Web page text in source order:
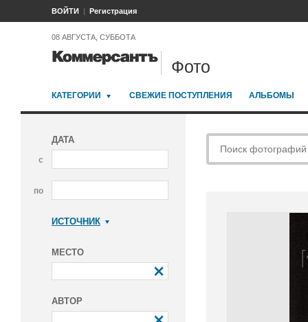
ВОЙТИ Регистрация
08 АВГУСТА, СУББОТА
Фото
КАТЕГОРИИ СВЕЖИЕ ПОСТУПЛЕНИЯ АЛЬБОМЫ
ДАТА
с
по
ИСТОЧНИК
МЕСТО
АВТОР